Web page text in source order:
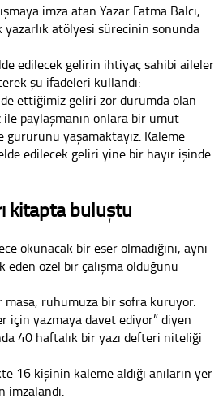
imza atan Yazar Fatma Balcı,
atölyesi sürecinin sonunda
edilecek gelirin ihtiyaç sahibi aileler
şu ifadeleri kullandı:
ettiğimiz geliri zor durumda olan
paylaşmanın onlara bir umut
yaşamaktayız. Kaleme
edilecek geliri yine bir hayır işinde
kitapta buluştu
okunacak bir eser olmadığını, aynı
eden özel bir çalışma olduğunu
masa, ruhumuza bir sofra kuruyor.
için yazmaya davet ediyor” diyen
40 haftalık bir yazı defteri niteliği
16 kişinin kaleme aldığı anıların yer
imzalandı.